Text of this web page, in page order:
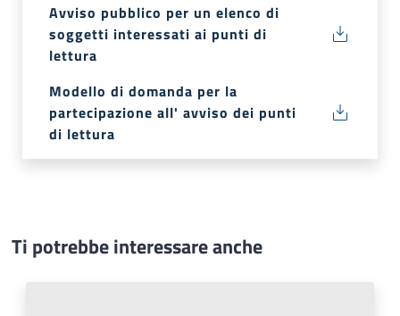
Avviso pubblico per un elenco di
soggetti interessati ai punti di
lettura
Modello di domanda per la
partecipazione all' avviso dei punti
di lettura
Ti potrebbe interessare anche